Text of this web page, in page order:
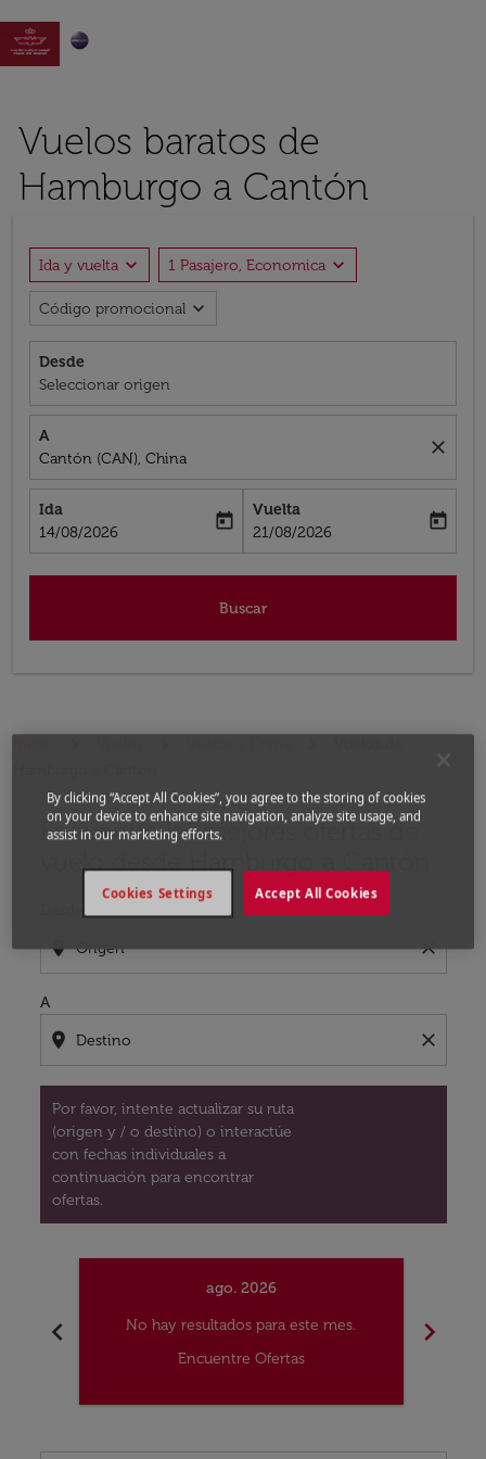

Vuelos baratos de
Hamburgo a Cantón
Ida y vuelta expand_more 1 Pasajero, Economica expand_more
Código promocional expand_more
Desde
Seleccionar origen
A
Cantón (CAN), China
close
Ida
fc-booking-departure-date-aria-label
14/08/2026
today
Vuelta
fc-booking-return-date-aria-label
21/08/2026
today
Buscar
Encuentre las mejores ofertas de
vuelo desde Hamburgo a Cantón
location_on close
A
location_on close
Por favor, intente actualizar su ruta
(origen y / o destino) o interactúe
con fechas individuales a
continuación para encontrar
ofertas.
Por favor, intente actualizar su ruta (origen y / o
chevron_left
ago. 2026
No hay resultados para este mes.
Encuentre Ofertas
chevron_right
By clicking “Accept All Cookies”, you agree to the storing of cookies
on your device to enhance site navigation, analyze site usage, and
assist in our marketing efforts.
Accept All Cookies
Cookies Settings